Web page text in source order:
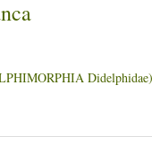
Didelphidae)